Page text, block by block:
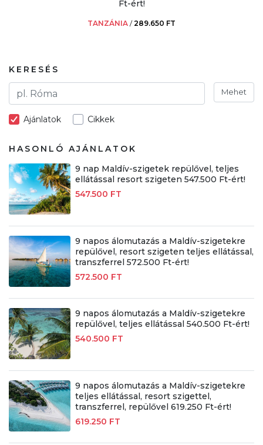
Ft-ért!
TANZÁNIA /289.650 FT
KERESÉS
Mehet
Ajánlatok Cikkek
HASONLÓ AJÁNLATOK
9 nap Maldív-szigetek repülővel, teljes
ellátással resort szigeten 547.500 Ft-ért!
547.500 FT
9 napos álomutazás a Maldív-szigetekre
repülővel, resort szigeten teljes ellátással,
transzferrel 572.500 Ft-ért!
572.500 FT
9 napos álomutazás a Maldív-szigetekre
repülővel, teljes ellátással 540.500 Ft-ért!
540.500 FT
9 napos álomutazás a Maldív-szigetekre
teljes ellátással, resort szigettel,
transzferrel, repülővel 619.250 Ft-ért!
619.250 FT